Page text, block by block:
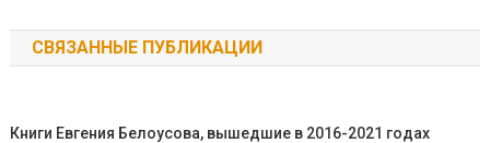
по
записям
СВЯЗАННЫЕ ПУБЛИКАЦИИ
Книги Евгения Белоусова, вышедшие в 2016-2021 годах